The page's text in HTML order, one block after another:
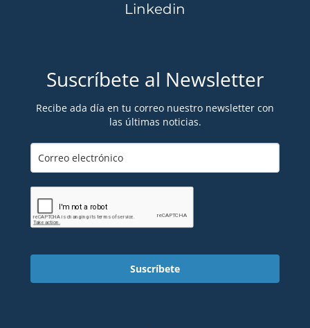
Linkedin
Suscríbete al Newsletter
Recibe ada día en tu correo nuestro newsletter con
las últimas noticias.
Suscríbete